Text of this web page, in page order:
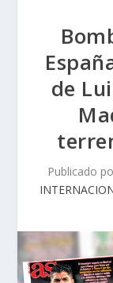
de
Publicado